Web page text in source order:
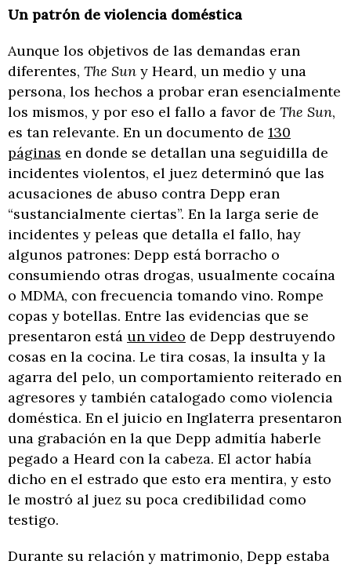
Un patrón de violencia doméstica
Aunque los objetivos de las demandas eran
diferentes, The Sun y Heard, un medio y una
persona, los hechos a probar eran esencialmente
los mismos, y por eso el fallo a favor de The Sun,
es tan relevante. En un documento de 130
páginas en donde se detallan una seguidilla de
incidentes violentos, el juez determinó que las
acusaciones de abuso contra Depp eran
“sustancialmente ciertas”. En la larga serie de
incidentes y peleas que detalla el fallo, hay
algunos patrones: Depp está borracho o
consumiendo otras drogas, usualmente cocaína
o MDMA, con frecuencia tomando vino. Rompe
copas y botellas. Entre las evidencias que se
presentaron está un video de Depp destruyendo
cosas en la cocina. Le tira cosas, la insulta y la
agarra del pelo, un comportamiento reiterado en
agresores y también catalogado como violencia
doméstica. En el juicio en Inglaterra presentaron
una grabación en la que Depp admitía haberle
pegado a Heard con la cabeza. El actor había
dicho en el estrado que esto era mentira, y esto
le mostró al juez su poca credibilidad como
testigo.
Durante su relación y matrimonio, Depp estaba